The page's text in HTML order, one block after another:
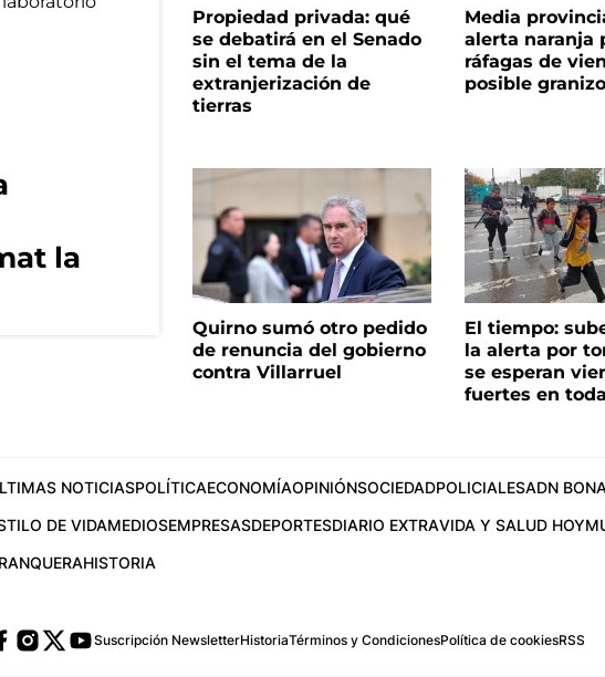
la
Propiedad privada: qué
se debatirá en el Senado
sin el tema de la
extranjerización de
tierras
Media
alerta naranja
ráfagas de
posible granizo
Quirno sumó otro pedido
de renuncia del gobierno
contra Villarruel
El tiempo:
la alerta por
se esperan
fuertes en
NOTICIASPOLÍTICAECONOMÍAOPINIÓNSOCIEDADPOLICIALESADN
DE VIDAMEDIOSEMPRESASDEPORTESDIARIO EXTRAVIDA Y SALUD HOY
HISTORIA
Suscripción NewsletterHistoriaTérminos y CondicionesPolítica de cookiesRSS